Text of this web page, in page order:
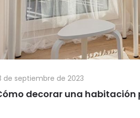
decorar una habitación
de septiembre de 2023